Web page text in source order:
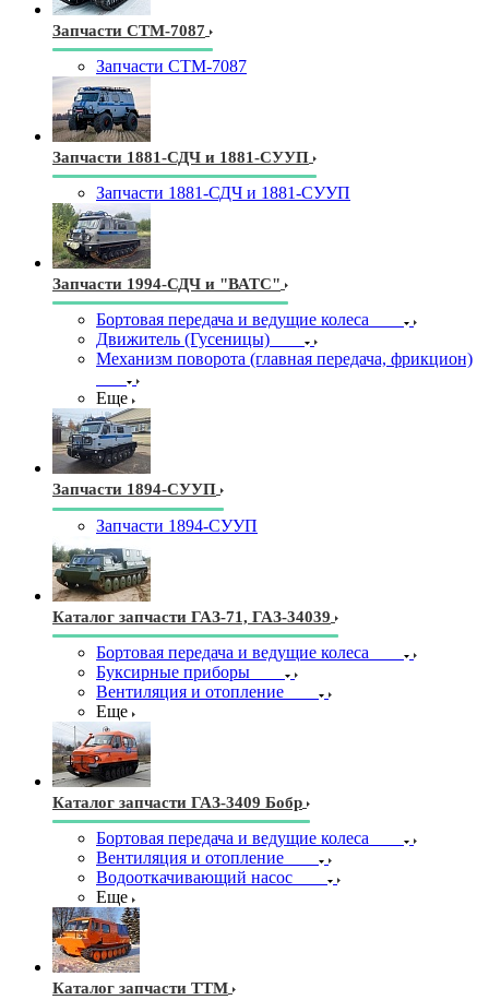
Запчасти СТМ-7087
Запчасти СТМ-7087
Запчасти 1881-СДЧ и 1881-СУУП
Запчасти 1881-СДЧ и 1881-СУУП
Запчасти 1994-СДЧ и "ВАТС"
Бортовая передача и ведущие колеса
Движитель (Гусеницы)
Механизм поворота (главная передача, фрикцион)
Еще
Запчасти 1894-СУУП
Запчасти 1894-СУУП
Каталог запчасти ГАЗ-71, ГАЗ-34039
Бортовая передача и ведущие колеса
Буксирные приборы
Вентиляция и отопление
Еще
Каталог запчасти ГАЗ-3409 Бобр
Бортовая передача и ведущие колеса
Вентиляция и отопление
Водооткачивающий насос
Еще
Каталог запчасти ТТМ